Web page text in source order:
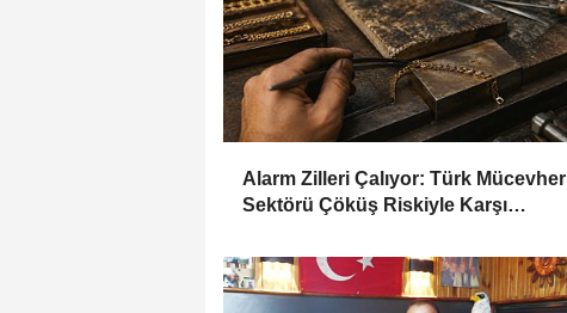
Alarm Zilleri Çalıyor: Türk Mücevher
Sektörü Çöküş Riskiyle Karşı